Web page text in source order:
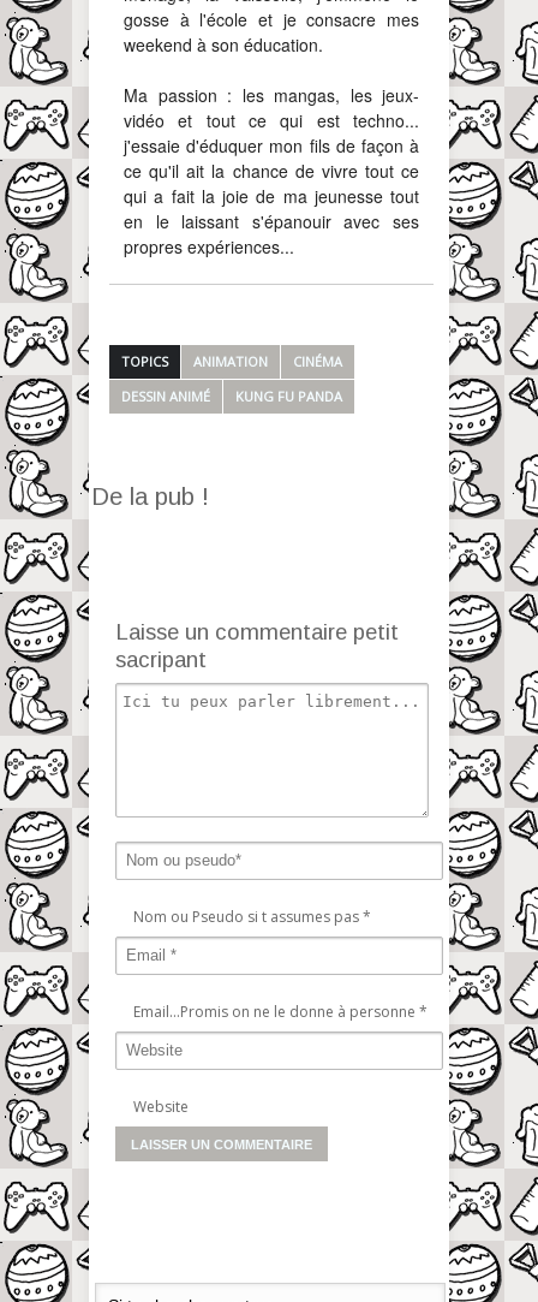
gosse à l'école et je consacre mes
weekend à son éducation.
Ma passion : les mangas, les jeux-
vidéo et tout ce qui est techno...
j'essaie d'éduquer mon fils de façon à
ce qu'il ait la chance de vivre tout ce
qui a fait la joie de ma jeunesse tout
en le laissant s'épanouir avec ses
propres expériences...
TOPICS ANIMATION
CINÉMA
DESSIN ANIMÉ
KUNG FU PANDA
De la pub !
Laisse un commentaire petit
sacripant
Nom ou Pseudo si t assumes pas*
Email...Promis on ne le donne à personne *
Website